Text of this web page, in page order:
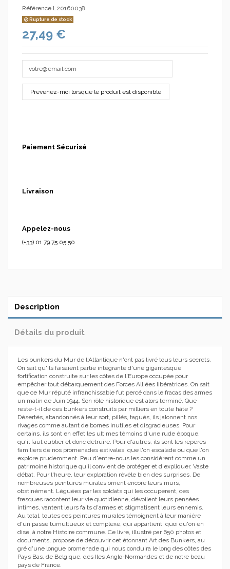
Référence L20160038
Rupture de stock
27,49 €
Paiement Sécurisé
Livraison
Appelez-nous
(+33) 01.79.75.05.50
Description
Détails du produit
Les bunkers du Mur de l'Atlantique n'ont pas livré tous leurs secrets.
On sait qu'ils faisaient partie intégrante d'une gigantesque
fortification construite sur les côtes de l'Europe occupée pour
empêcher tout débarquement des Forces Alliées libératrices. On sait
que ce Mur réputé infranchissable fut percé dans le fracas des armes
un matin de Juin 1944. Son rôle historique est alors terminé. Que
reste-t-il de ces bunkers construits par milliers en toute hâte ?
Désertés, abandonnés à leur sort, pillés, tagués, ils jalonnent nos
rivages comme autant de bornes inutiles et disgracieuses. Pour
certains, ils sont en effet les ultimes témoins d'une rude époque,
qu'il faut oublier et donc détruire. Pour d'autres, ils sont les repères
familiers de nos promenades estivales, que l'on escalade ou que l'on
explore prudemment. Peu d'entre-nous les considèrent comme un
patrimoine historique qu'il convient de protéger et d'expliquer. Vaste
débat. Pour l'heure, leur exploration révèle bien des surprises. De
nombreuses peintures murales ornent encore leurs murs,
obstinément. Léguées par les soldats qui les occupèrent, ces
fresques racontent leur vie quotidienne, dévoilent leurs pensées
intimes, vantent leurs faits d'armes et stigmatisent leurs ennemis.
Au total, toutes ces peintures murales témoignent à leur manière
d'un passé tumultueux et complexe, qui appartient, quoi qu'on en
dise, à notre Histoire commune. Ce livre, illustré par 650 photos et
documents, propose de découvrir cet étonnant Art des Bunkers, au
gré d'une longue promenade qui nous conduira le long des côtes des
Pays Bas, de Belgique, des Iles Anglo-Normandes et de notre beau
pays de France.